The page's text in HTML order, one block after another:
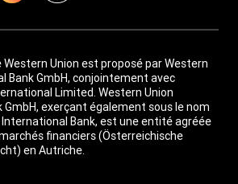
Western Union est proposé par Western
Bank GmbH, conjointement avec
Limited. Western Union
exerçant également sous le nom
Bank, est une entité agréée
financiers (Österreichische
en Autriche.